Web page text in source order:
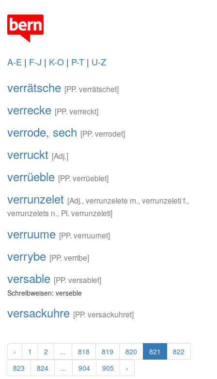
A-E | F-J | K-O | P-T | U-Z
verrätsche [PP. verrätschet]
verrecke [PP. verreckt]
verrode, sech [PP. verrodet]
verruckt [Adj.]
verrüeble [PP. verrüeblet]
verrunzelet [Adj., verrunzelete m., verrunzeleti f.,
verrunzelets n., Pl. verrunzeleti]
verruume [PP. verruumet]
verrybe [PP. verribe]
versable [PP. versablet]
Schreibweisen: verseble
versackuhre [PP. versackuhret]
‹ 1 2 ... 818 819 820 821
822
823
824 ... 904 905 ›